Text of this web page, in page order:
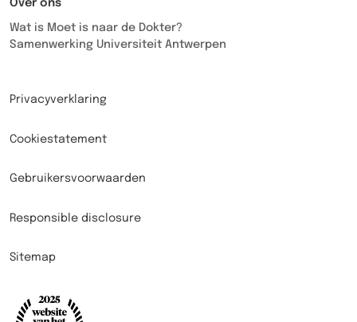
Over ons
Wat is Moet is naar de Dokter?
Samenwerking Universiteit Antwerpen
Privacyverklaring
Cookiestatement
Gebruikersvoorwaarden
Responsible disclosure
Sitemap